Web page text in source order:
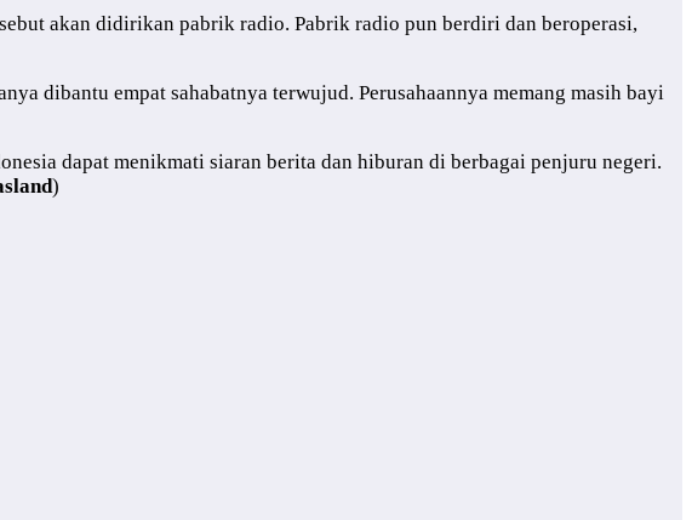
akan didirikan pabrik radio. Pabrik radio pun berdiri dan beroperasi,
dibantu empat sahabatnya terwujud. Perusahaannya memang masih bayi
dapat menikmati siaran berita dan hiburan di berbagai penjuru negeri.
)